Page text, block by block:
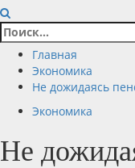
Найти:
Главная
Экономика
Не дожидаясь
Экономика
Не